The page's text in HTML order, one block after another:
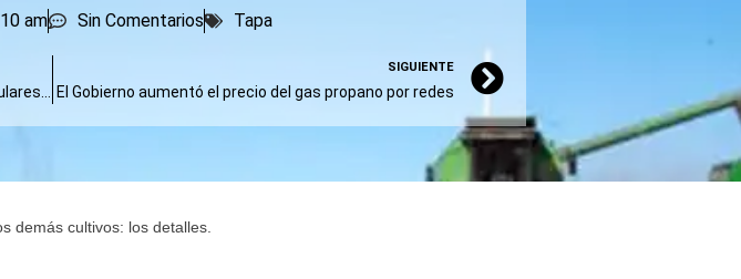
am Sin Comentarios Tapa
SIGUIENTE
El Gobierno aumentó el precio del gas propano por redes
demás cultivos: los detalles.